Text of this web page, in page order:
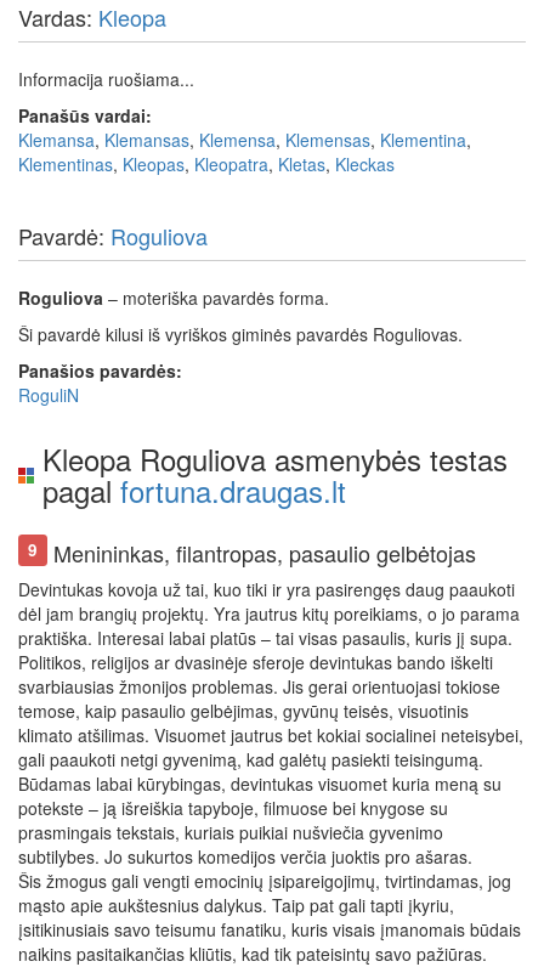
Vardas: Kleopa
Informacija ruošiama...
Panašūs vardai:
Klemansa, Klemansas, Klemensa, Klemensas, Klementina,
Klementinas, Kleopas, Kleopatra, Kletas, Kleckas
Pavardė: Roguliova
Roguliova – moteriška pavardės forma.
Ši pavardė kilusi iš vyriškos giminės pavardės Roguliovas.
Panašios pavardės:
RoguliN
Kleopa Roguliova asmenybės testas
pagal fortuna.draugas.lt
9 Menininkas, filantropas, pasaulio gelbėtojas
Devintukas kovoja už tai, kuo tiki ir yra pasirengęs daug paaukoti
dėl jam brangių projektų. Yra jautrus kitų poreikiams, o jo parama
praktiška. Interesai labai platūs – tai visas pasaulis, kuris jį supa.
Politikos, religijos ar dvasinėje sferoje devintukas bando iškelti
svarbiausias žmonijos problemas. Jis gerai orientuojasi tokiose
temose, kaip pasaulio gelbėjimas, gyvūnų teisės, visuotinis
klimato atšilimas. Visuomet jautrus bet kokiai socialinei neteisybei,
gali paaukoti netgi gyvenimą, kad galėtų pasiekti teisingumą.
Būdamas labai kūrybingas, devintukas visuomet kuria meną su
potekste – ją išreiškia tapyboje, filmuose bei knygose su
prasmingais tekstais, kuriais puikiai nušviečia gyvenimo
subtilybes. Jo sukurtos komedijos verčia juoktis pro ašaras.
Šis žmogus gali vengti emocinių įsipareigojimų, tvirtindamas, jog
mąsto apie aukštesnius dalykus. Taip pat gali tapti įkyriu,
įsitikinusiais savo teisumu fanatiku, kuris visais įmanomais būdais
naikins pasitaikančias kliūtis, kad tik pateisintų savo pažiūras.